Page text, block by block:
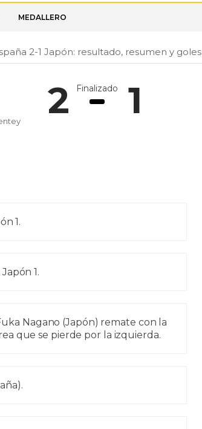
MEDALLERO
2-1 Japón: resultado, resumen y goles
2 1
Finalizado
1.
1.
Nagano (Japón) remate con la
que se pierde por la izquierda.